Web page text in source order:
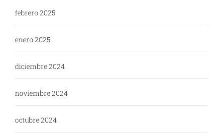
febrero 2025
enero 2025
diciembre 2024
noviembre 2024
octubre 2024